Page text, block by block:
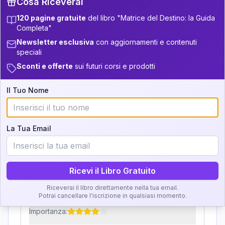
18.5-19 +3 18
34-36
Zone della Matrice:
Analisi, Significato e
Interpretazione
Zona del Ritratto
Importanza:
Karma Genitore-Figlio
Importanza:
120 pagine gratuite del libro "Matrice del Destino: la Guida
Completa"
Newsletter esclusiva con aggiornamenti e contenuti
speciali
Sconti e offerte sui futuri corsi e prodotti
Il Tuo Nome
La Tua Email
Ricevi il Libro Gratuito
Riceverai il libro direttamente nella tua email.
Potrai cancellare l'iscrizione in qualsiasi momento.